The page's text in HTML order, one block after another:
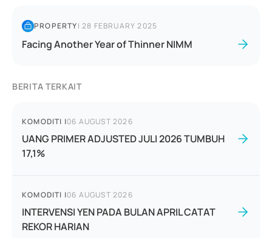
PROPERTY|28 FEBRUARY 2025
Facing Another Year of Thinner NIMM
BERITA TERKAIT
KOMODITI |06 AUGUST 2026
UANG PRIMER ADJUSTED JULI 2026 TUMBUH
17,1%
KOMODITI |06 AUGUST 2026
INTERVENSI YEN PADA BULAN APRIL CATAT
REKOR HARIAN